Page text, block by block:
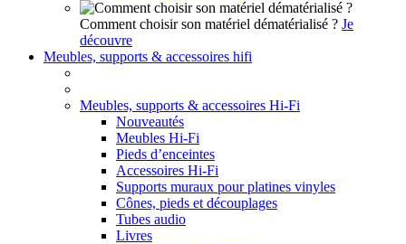
Comment choisir son matériel dématérialisé ? Je
découvre
Meubles, supports & accessoires hifi
Meubles, supports & accessoires Hi-Fi
Nouveautés
Meubles Hi-Fi
Pieds d’enceintes
Accessoires Hi-Fi
Supports muraux pour platines vinyles
Cônes, pieds et découplages
Tubes audio
Livres